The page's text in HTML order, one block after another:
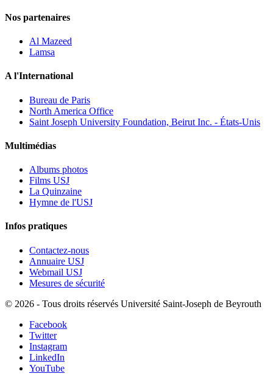
Nos partenaires
Al Mazeed
Lamsa
A l'International
Bureau de Paris
North America Office
Saint Joseph University Foundation, Beirut Inc. - États-Unis
Multimédias
Albums photos
Films USJ
La Quinzaine
Hymne de l'USJ
Infos pratiques
Contactez-nous
Annuaire USJ
Webmail USJ
Mesures de sécurité
© 2026 - Tous droits réservés Université Saint-Joseph de Beyrouth
Facebook
Twitter
Instagram
LinkedIn
YouTube